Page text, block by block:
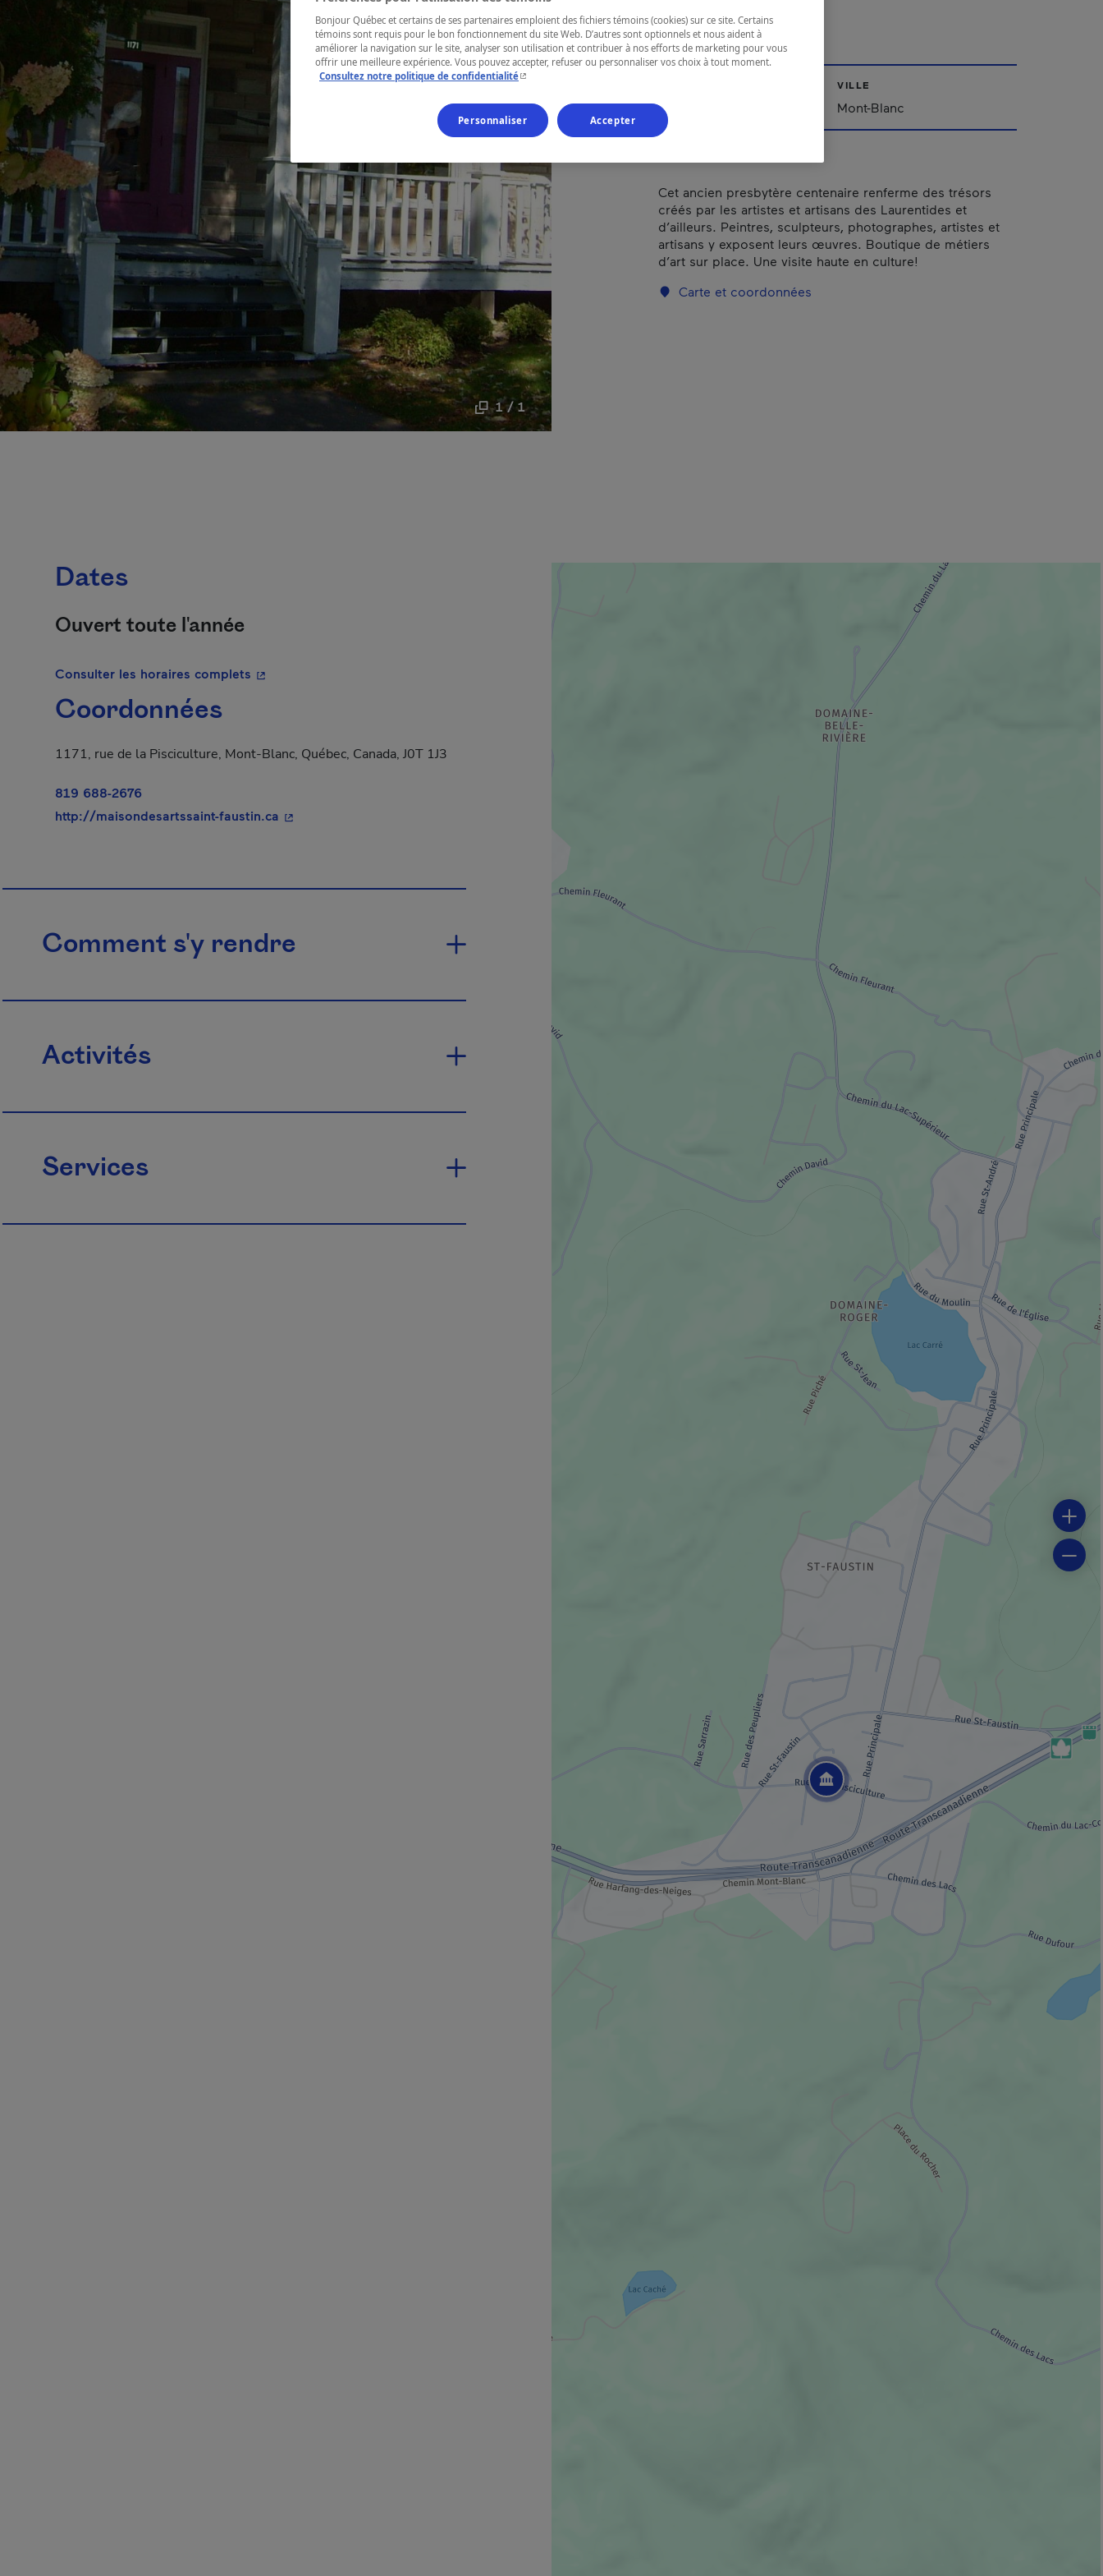
1 / 1
Laurentides
VILLE
Mont-Blanc
Cet ancien presbytère centenaire renferme des trésors
créés par les artistes et artisans des Laurentides et
d’ailleurs. Peintres, sculpteurs, photographes, artistes et
artisans y exposent leurs œuvres. Boutique de métiers
d’art sur place. Une visite haute en culture!
Carte et coordonnées
Dates
Ouvert toute l'année
Consulter les horaires complets - Cet hyperlien s'ouvrira dans une nouvelle fenêtre.
Coordonnées
1171, rue de la Pisciculture, Mont-Blanc, Québec, Canada, J0T 1J3
819 688-2676
http://maisondesartssaint-faustin.ca - Cet hyperlien s'ouvrira dans une nouvelle fenêtre.
Comment s'y rendre
Activités
Services
Bonjour Québec et certains de ses partenaires emploient des fichiers témoins (cookies) sur ce site. Certains
témoins sont requis pour le bon fonctionnement du site Web. D’autres sont optionnels et nous aident à
améliorer la navigation sur le site, analyser son utilisation et contribuer à nos efforts de marketing pour vous
offrir une meilleure expérience. Vous pouvez accepter, refuser ou personnaliser vos choix à tout moment.
Consultez notre politique de confidentialité- Cet hyperlien s'ouvrira dans une nouvelle fenêtre.
Personnaliser Accepter